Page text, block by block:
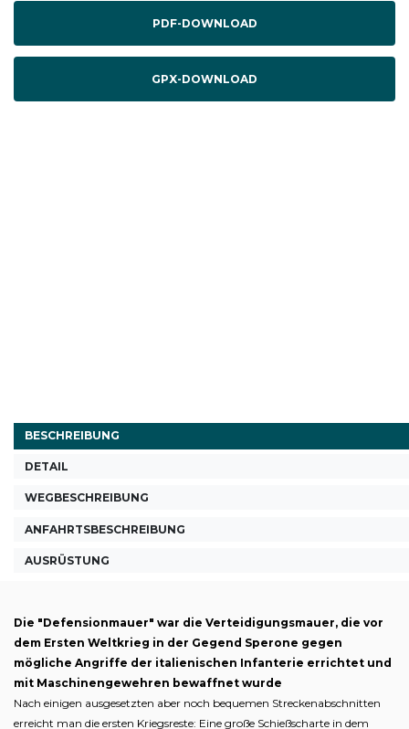
PDF-DOWNLOAD
GPX-DOWNLOAD
BESCHREIBUNG
DETAIL
WEGBESCHREIBUNG
ANFAHRTSBESCHREIBUNG
AUSRÜSTUNG
Die "Defensionmauer" war die Verteidigungsmauer, die vor
dem Ersten Weltkrieg in der Gegend Sperone gegen
mögliche Angriffe der italienischen Infanterie errichtet und
mit Maschinengewehren bewaffnet wurde
Nach einigen ausgesetzten aber noch bequemen Streckenabschnitten
erreicht man die ersten Kriegsreste: Eine große Schießscharte in dem